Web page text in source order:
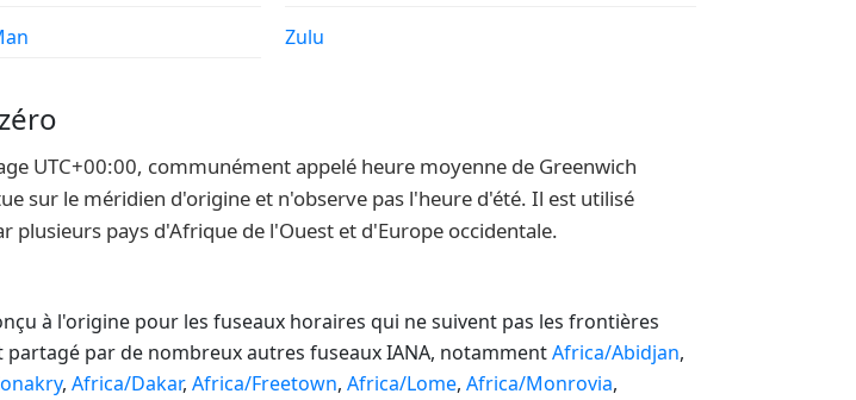
Zulu
UTC+00:00, communément appelé heure moyenne de Greenwich
sur le méridien d'origine et n'observe pas l'heure d'été. Il est utilisé
pays d'Afrique de l'Ouest et d'Europe occidentale.
à l'origine pour les fuseaux horaires qui ne suivent pas les frontières
partagé par de nombreux autres fuseaux IANA, notammentAfrica/Abidjan,
, Africa/Dakar, Africa/Freetown, Africa/Lome, Africa/Monrovia,